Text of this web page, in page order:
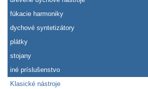
fúkacie harmoniky
dychové syntetizátory
plátky
stojany
iné príslušenstvo
Klasické nástroje